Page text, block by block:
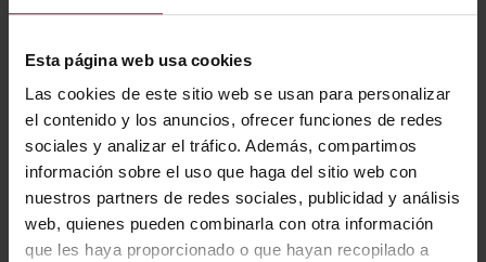
Esta página web usa cookies
Las cookies de este sitio web se usan para personalizar
el contenido y los anuncios, ofrecer funciones de redes
sociales y analizar el tráfico. Además, compartimos
información sobre el uso que haga del sitio web con
nuestros partners de redes sociales, publicidad y análisis
web, quienes pueden combinarla con otra información
que les haya proporcionado o que hayan recopilado a